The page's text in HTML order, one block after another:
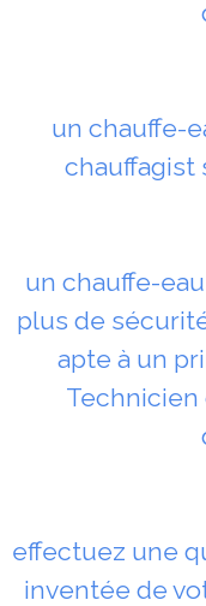
un chauffe-
chauffagist
un chauffe-
plus de
apte à un
Technicien
effectuez une
inventée de